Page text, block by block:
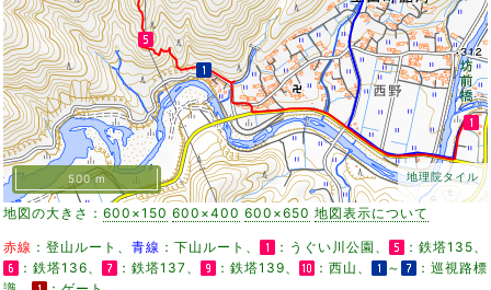
地理院タイル
500 m
地図の大きさ： 600×150 600×400 600×650 地図表示について
赤線 ：登山ルート、 青線 ：下山ルート、 ：うぐい川公園、
：鉄塔135、
：鉄塔136、
：鉄塔137、 ：鉄塔139、 ：西山、 ～
：巡視路標